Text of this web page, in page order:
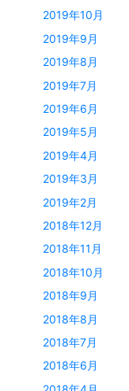
2019年10月
2019年9月
2019年8月
2019年7月
2019年6月
2019年5月
2019年4月
2019年3月
2019年2月
2018年12月
2018年11月
2018年10月
2018年9月
2018年8月
2018年7月
2018年6月